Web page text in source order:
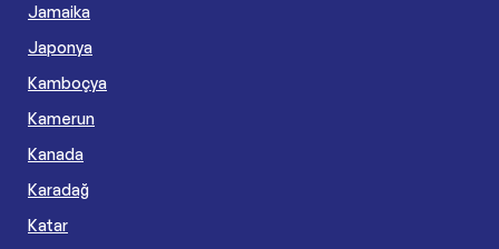
Jamaika
Japonya
Kamboçya
Kamerun
Kanada
Karadağ
Katar